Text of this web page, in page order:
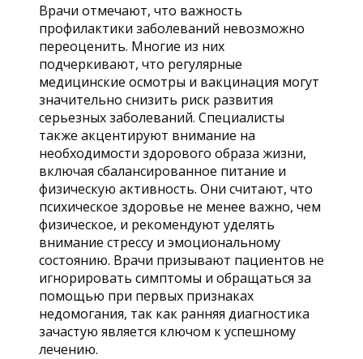
Врачи отмечают, что важность
профилактики заболеваний невозможно
переоценить. Многие из них
подчеркивают, что регулярные
медицинские осмотры и вакцинация могут
значительно снизить риск развития
серьезных заболеваний. Специалисты
также акцентируют внимание на
необходимости здорового образа жизни,
включая сбалансированное питание и
физическую активность. Они считают, что
психическое здоровье не менее важно, чем
физическое, и рекомендуют уделять
внимание стрессу и эмоциональному
состоянию. Врачи призывают пациентов не
игнорировать симптомы и обращаться за
помощью при первых признаках
недомогания, так как ранняя диагностика
зачастую является ключом к успешному
лечению.